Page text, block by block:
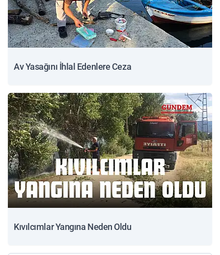
Av Yasağını İhlal Edenlere Ceza
Kıvılcımlar Yangına Neden Oldu